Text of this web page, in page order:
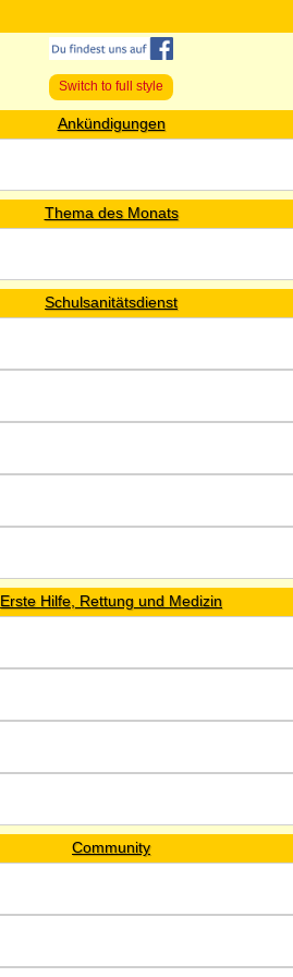
Switch to full style
Ankündigungen
Thema des Monats
Schulsanitätsdienst
Erste Hilfe, Rettung und Medizin
Community